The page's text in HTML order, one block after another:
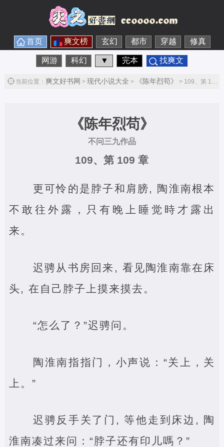
首页 爽文榜 玄幻 都市 穿越 修真
网游 科幻 ▼ 完本 找爽文
当前位置： 爽文好书网 > 现代小说大全 > 《陈年烈苟》 > 109、第 109 章第1节
《陈年烈苟》
不问三九作品
109、第 109 章
更可怜的是脖子和肩膀, 陶淮南根本
不敢往外露，只有晚上睡觉時才露出
来。
迟骋从书房回来, 看见陶淮南靠在床
头, 在自己脖子上摸来摸去。
“怎么了？”迟骋问。
陶淮南指指门，小声说：“关上，关
上。”
迟骋反手关了门, 等他走到床边, 陶
淮南凑过来问：“脖子还有印儿嗎？”